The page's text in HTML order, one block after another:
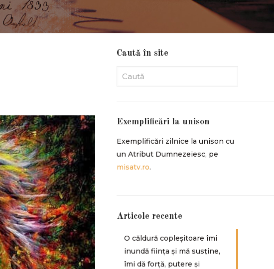
Caută în site
Exemplificări la unison
Exemplificări zilnice la unison cu
un Atribut Dumnezeiesc, pe
misatv.ro.
Articole recente
O căldură copleșitoare îmi
inundă ființa și mă susține,
îmi dă forță, putere și